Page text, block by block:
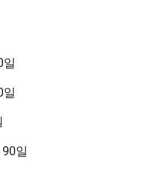
일